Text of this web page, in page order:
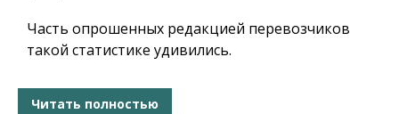
Часть опрошенных редакцией перевозчиков
такой статистике удивились.
Читать полностью